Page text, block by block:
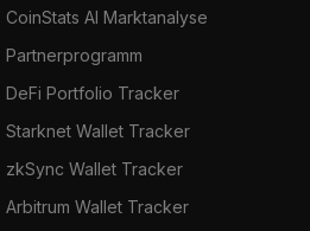
CoinStats AI Marktanalyse
Partnerprogramm
DeFi Portfolio Tracker
Starknet Wallet Tracker
zkSync Wallet Tracker
Arbitrum Wallet Tracker